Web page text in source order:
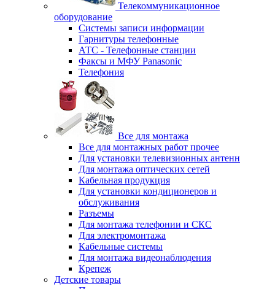
Телекоммуникационное
оборудование
Системы записи информации
Гарнитуры телефонные
АТС - Телефонные станции
Факсы и МФУ Panasonic
Телефония
Все для монтажа
Все для монтажных работ прочее
Для установки телевизионных антенн
Для монтажа оптических сетей
Кабельная продукция
Для установки кондиционеров и
обслуживания
Разъемы
Для монтажа телефонии и СКС
Для электромонтажа
Кабельные системы
Для монтажа видеонаблюдения
Крепеж
Детские товары